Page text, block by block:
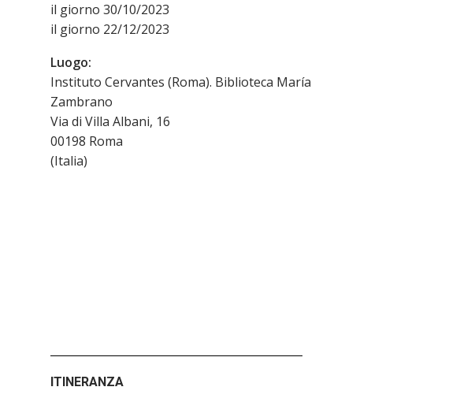
il giorno 30/10/2023
il giorno 22/12/2023
Luogo:
Instituto Cervantes (Roma). Biblioteca María
Zambrano
Via di Villa Albani, 16
00198 Roma
(Italia)
ITINERANZA